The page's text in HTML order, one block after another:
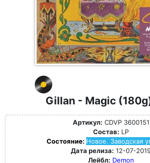
Gillan - Magic
Артикул: CDVP 3600151
Состав: LP
Состояние: Новое. Заводская
Дата релиза: 12-07-
Лейбл: Demon